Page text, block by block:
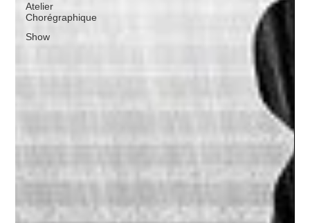
Atelier
Chorégraphique
Show